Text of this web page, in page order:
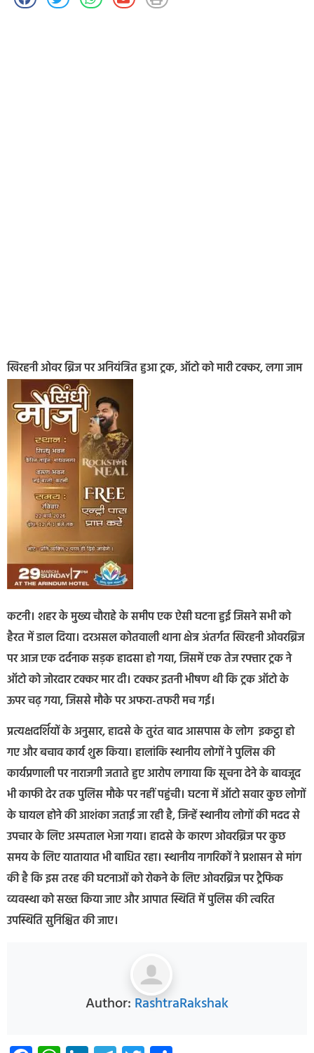
खिरहनी ओवर ब्रिज पर अनियंत्रित हुआ ट्रक, ऑटो को मारी टक्कर, लगा जाम
कटनी। शहर के मुख्य चौराहे के समीप एक ऐसी घटना हुई जिसने सभी को
हैरत में डाल दिया। दरअसल कोतवाली थाना क्षेत्र अंतर्गत खिरहनी ओवरब्रिज
पर आज एक दर्दनाक सड़क हादसा हो गया, जिसमें एक तेज रफ्तार ट्रक ने
ऑटो को जोरदार टक्कर मार दी। टक्कर इतनी भीषण थी कि ट्रक ऑटो के
ऊपर चढ़ गया, जिससे मौके पर अफरा-तफरी मच गई।
प्रत्यक्षदर्शियों के अनुसार, हादसे के तुरंत बाद आसपास के लोग इकट्ठा हो
गए और बचाव कार्य शुरू किया। हालांकि स्थानीय लोगों ने पुलिस की
कार्यप्रणाली पर नाराजगी जताते हुए आरोप लगाया कि सूचना देने के बावजूद
भी काफी देर तक पुलिस मौके पर नहीं पहुंची। घटना में ऑटो सवार कुछ लोगों
के घायल होने की आशंका जताई जा रही है, जिन्हें स्थानीय लोगों की मदद से
उपचार के लिए अस्पताल भेजा गया। हादसे के कारण ओवरब्रिज पर कुछ
समय के लिए यातायात भी बाधित रहा। स्थानीय नागरिकों ने प्रशासन से मांग
की है कि इस तरह की घटनाओं को रोकने के लिए ओवरब्रिज पर ट्रैफिक
व्यवस्था को सख्त किया जाए और आपात स्थिति में पुलिस की त्वरित
उपस्थिति सुनिश्चित की जाए।
Author: RashtraRakshak